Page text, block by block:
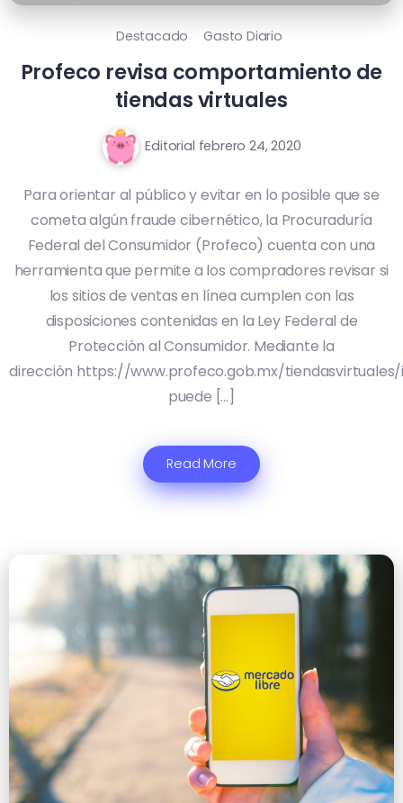
Destacado Gasto Diario
Profeco revisa comportamiento de
tiendas virtuales
Editorial febrero 24, 2020
Para orientar al público y evitar en lo posible que se
cometa algún fraude cibernético, la Procuraduría
Federal del Consumidor (Profeco) cuenta con una
herramienta que permite a los compradores revisar si
los sitios de ventas en línea cumplen con las
disposiciones contenidas en la Ley Federal de
Protección al Consumidor. Mediante la
dirección https://www.profeco.gob.mx/tiendasvirtuales/
puede […]
Read More